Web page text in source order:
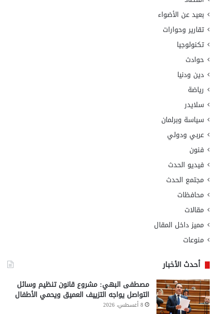
بعيد عن الأضواء
تقارير وحوارات
تكنولوجيا
حوادث
دين ودنيا
رياضة
سلايدر
سياسة وبرلمان
عربي ودولي
فنون
فيديو الحدث
مجتمع الحدث
محافظات
مقالات
مميز داخل المقال
منوعات
أحدث الأخبار
مصطفى البهي: مشروع قانون تنظيم وسائل
التواصل يواجه التزييف العميق ويحمي الأطفال
8 أغسطس، 2026